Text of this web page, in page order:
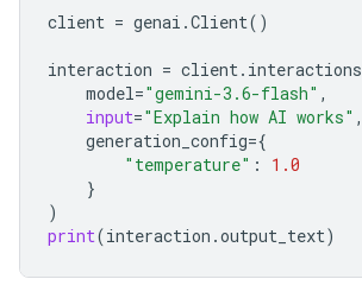
client = genai .Client()
interaction = client. interactions
model="gemini-3.6-flash" ,
input="Explain how AI works" ,
generation_config={
"temperature" :
1.0
}
)
print(interaction .output_text)